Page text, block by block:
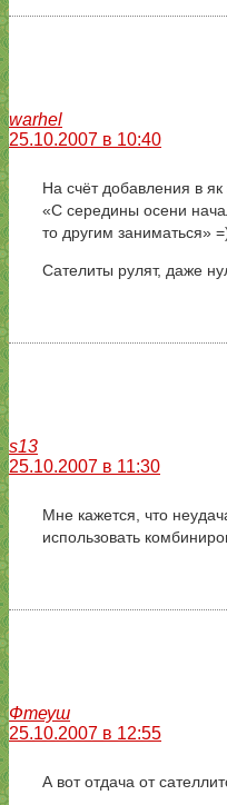
warhel
25.10.2007 в 10:40
На счёт добавления в
«С середины осени
то другим заниматься»
Сателиты рулят, даже
s13
25.10.2007 в 11:30
Мне кажется, что
использовать
Фтеуш
25.10.2007 в 12:55
А вот отдача от